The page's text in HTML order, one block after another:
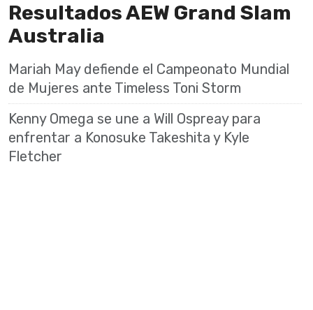
Resultados AEW Grand Slam
Australia
Mariah May defiende el Campeonato Mundial
de Mujeres ante Timeless Toni Storm
Kenny Omega se une a Will Ospreay para
enfrentar a Konosuke Takeshita y Kyle
Fletcher